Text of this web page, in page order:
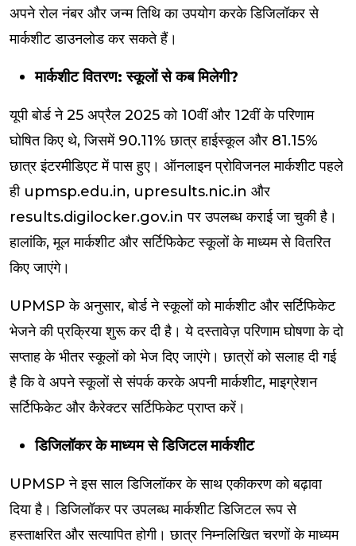
अपने रोल नंबर और जन्म तिथि का उपयोग करके डिजिलॉकर से
मार्कशीट डाउनलोड कर सकते हैं।
मार्कशीट वितरण: स्कूलों से कब मिलेगी?
यूपी बोर्ड ने 25 अप्रैल 2025 को 10वीं और 12वीं के परिणाम
घोषित किए थे, जिसमें 90.11% छात्र हाईस्कूल और 81.15%
छात्र इंटरमीडिएट में पास हुए। ऑनलाइन प्रोविजनल मार्कशीट पहले
ही upmsp.edu.in, upresults.nic.in और
results.digilocker.gov.in पर उपलब्ध कराई जा चुकी है।
हालांकि, मूल मार्कशीट और सर्टिफिकेट स्कूलों के माध्यम से वितरित
किए जाएंगे।
UPMSP के अनुसार, बोर्ड ने स्कूलों को मार्कशीट और सर्टिफिकेट
भेजने की प्रक्रिया शुरू कर दी है। ये दस्तावेज़ परिणाम घोषणा के दो
सप्ताह के भीतर स्कूलों को भेज दिए जाएंगे। छात्रों को सलाह दी गई
है कि वे अपने स्कूलों से संपर्क करके अपनी मार्कशीट, माइग्रेशन
सर्टिफिकेट और कैरेक्टर सर्टिफिकेट प्राप्त करें।
डिजिलॉकर के माध्यम से डिजिटल मार्कशीट
UPMSP ने इस साल डिजिलॉकर के साथ एकीकरण को बढ़ावा
दिया है। डिजिलॉकर पर उपलब्ध मार्कशीट डिजिटल रूप से
हस्ताक्षरित और सत्यापित होगी। छात्र निम्नलिखित चरणों के माध्यम